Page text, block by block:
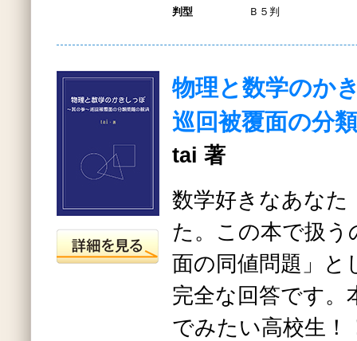
判型 Ｂ５判
物理と数学のか
巡回被覆面の分
tai 著
数学好きなあな
た。この本で扱う
面の同値問題」と
完全な回答です。
でみたい高校生